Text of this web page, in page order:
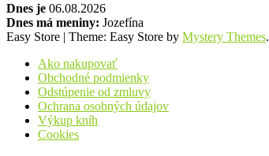
Dnes je 06.08.2026
Dnes má meniny: Jozefína
Easy Store | Theme: Easy Store by Mystery Themes.
Ako nakupovať
Obchodné podmienky
Odstúpenie od zmluvy
Ochrana osobných údajov
Výkup kníh
Cookies